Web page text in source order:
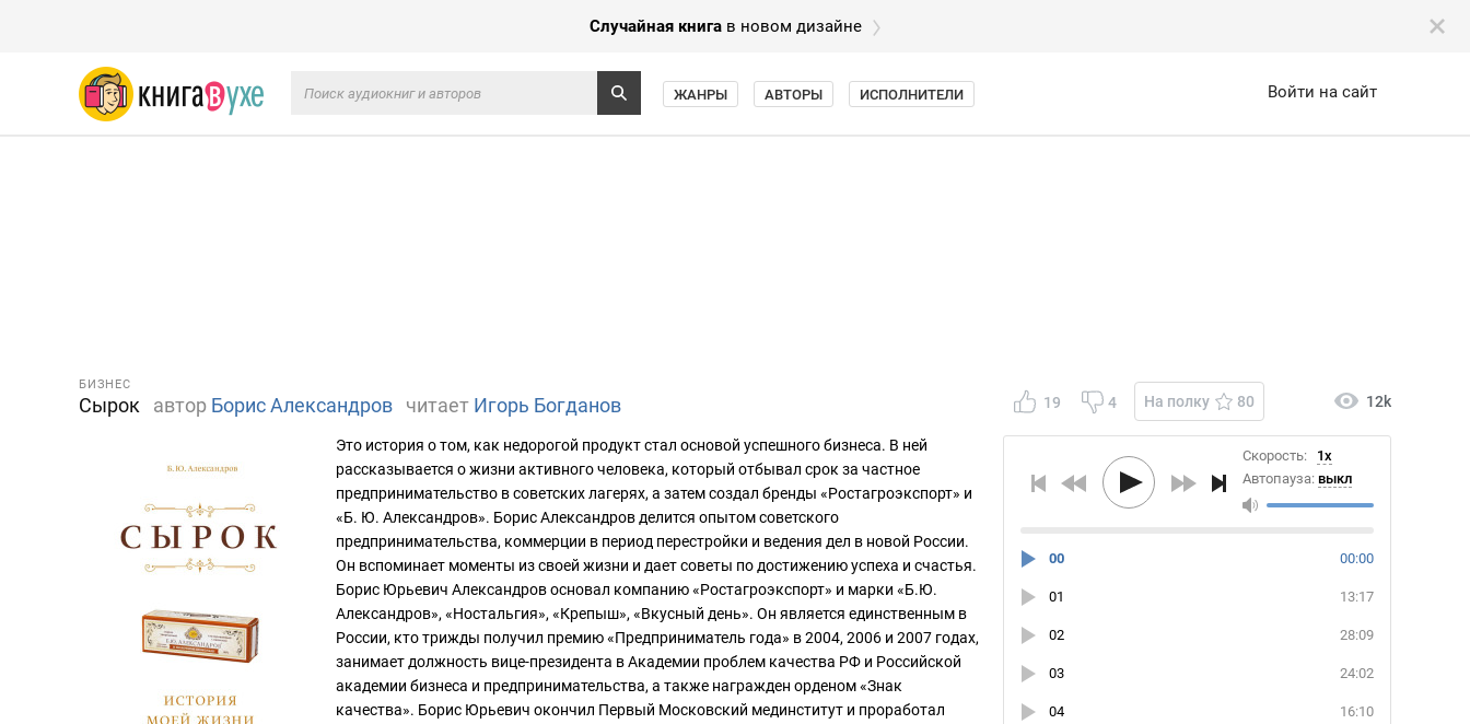
Случайная книга в новом дизайне
Войти на сайт
ЖАНРЫ АВТОРЫ ИСПОЛНИТЕЛИ
19 4 На полку 80 12k
Скорость:
1x
Автопауза: выкл
00:00
00
13:17
01
28:09
02
24:02
03
16:10
04
БИЗНЕС
Сырок автор Борис Александров читает Игорь Богданов
Это история о том, как недорогой продукт стал основой успешного бизнеса. В ней
рассказывается о жизни активного человека, который отбывал срок за частное
предпринимательство в советских лагерях, а затем создал бренды «Ростагроэкспорт» и
«Б. Ю. Александров». Борис Александров делится опытом советского
предпринимательства, коммерции в период перестройки и ведения дел в новой России.
Он вспоминает моменты из своей жизни и дает советы по достижению успеха и счастья.
Борис Юрьевич Александров основал компанию «Ростагроэкспорт» и марки «Б.Ю.
Александров», «Ностальгия», «Крепыш», «Вкусный день». Он является единственным в
России, кто трижды получил премию «Предприниматель года» в 2004, 2006 и 2007 годах,
занимает должность вице-президента в Академии проблем качества РФ и Российской
академии бизнеса и предпринимательства, а также награжден орденом «Знак
качества». Борис Юрьевич окончил Первый Московский мединститут и проработал